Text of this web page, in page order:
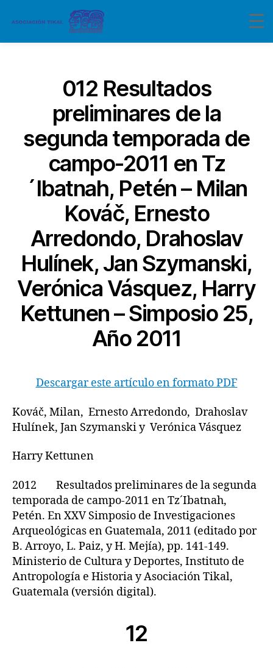
012 Resultados
preliminares de la
segunda temporada de
campo-2011 en Tz
´Ibatnah, Petén – Milan
Kováč, Ernesto
Arredondo, Drahoslav
Hulínek, Jan Szymanski,
Verónica Vásquez, Harry
Kettunen – Simposio 25,
Año 2011
Descargar este artículo en formato PDF
Kováč, Milan, Ernesto Arredondo, Drahoslav
Hulínek, Jan Szymanski y Verónica Vásquez
Harry Kettunen
2012 Resultados preliminares de la segunda
temporada de campo-2011 en Tz´Ibatnah,
Petén. En XXV Simposio de Investigaciones
Arqueológicas en Guatemala, 2011 (editado por
B. Arroyo, L. Paiz, y H. Mejía), pp. 141-149.
Ministerio de Cultura y Deportes, Instituto de
Antropología e Historia y Asociación Tikal,
Guatemala (versión digital).
12